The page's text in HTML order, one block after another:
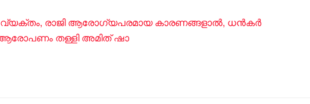
വ്യക്തം, രാജി ആരോ​ഗ്യപരമായ കാരണങ്ങളാൽ, ധൻകർ
ആരോപണം തള്ളി അമിത് ഷാ